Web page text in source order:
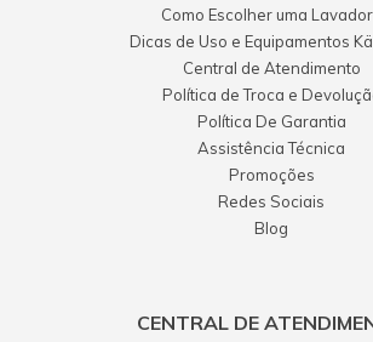
Como Escolher uma
Dicas de Uso e Equipamentos
Central de Atendimento
Política de Troca e
Política De Garantia
Assistência Técnica
Promoções
Redes Sociais
Blog
CENTRAL DE